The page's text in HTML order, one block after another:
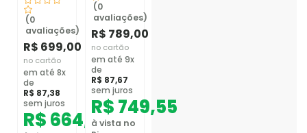
(0
avaliações)
R$ 699,00
no cartão
em até 8x
de
R$ 87,38
sem juros
R$664,05
(0
avaliações)
R$ 789,00
no cartão
em até 9x
de
R$ 87,67
sem juros
R$749,55
à vista no